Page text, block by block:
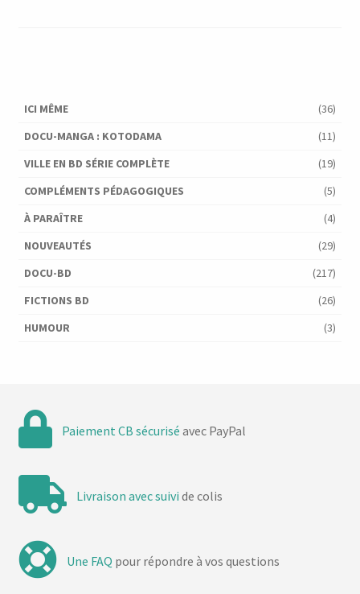
ICI MÊME
(36)
DOCU-MANGA : KOTODAMA
(11)
VILLE EN BD SÉRIE COMPLÈTE
(19)
COMPLÉMENTS PÉDAGOGIQUES
(5)
À PARAÎTRE
(4)
NOUVEAUTÉS
(29)
DOCU-BD
(217)
FICTIONS BD
(26)
HUMOUR
(3)
Paiement CB sécurisé avec PayPal
Livraison avec suivi de colis
Une FAQ pour répondre à vos questions